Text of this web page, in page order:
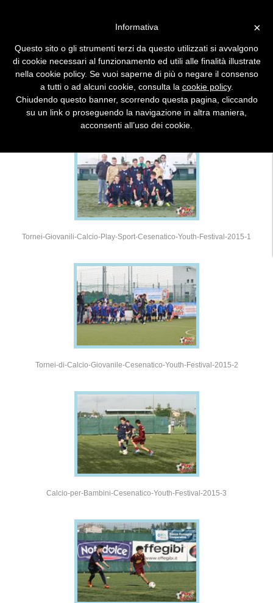
DETTAGLIO TORNEO FOTO
2015 - 13° CESENATICO YOUTH FESTIVAL
Tornei-Giovanili-Calcio-Play-Sport-Cesenatico-Youth-Festival-2015-1
Tornei-di-Calcio-Giovanile-Cesenatico-Youth-Festival-2015-2
Calcio-per-Bambini-Cesenatico-Youth-Festival-2015-3
×
Informativa
Questo sito o gli strumenti terzi da questo utilizzati si avvalgono
di cookie necessari al funzionamento ed utili alle finalità illustrate
nella cookie policy. Se vuoi saperne di più o negare il consenso
a tutti o ad alcuni cookie, consulta la cookie policy.
Chiudendo questo banner, scorrendo questa pagina, cliccando
su un link o proseguendo la navigazione in altra maniera,
acconsenti all’uso dei cookie.